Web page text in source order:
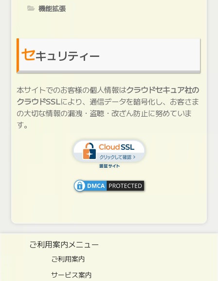
機能拡張
セキュリティー
本サイトでのお客様の個人情報はクラウドセキュア社の
クラウドSSLにより、通信データを暗号化し、お客さま
の大切な情報の漏洩・盗聴・改ざん防止に努めていま
す。
ご利用案内メニュー
ご利用案内
サービス案内